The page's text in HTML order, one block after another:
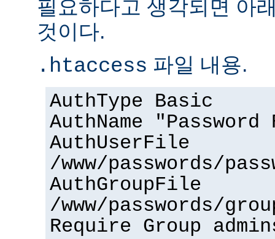
필요하다고 생각되면 아
것이다.
.htaccess 파일 내용.
AuthType Basic
AuthName
AuthUserFile
/www/passwords/
AuthGroupFile
/www/passwords/
Require Group